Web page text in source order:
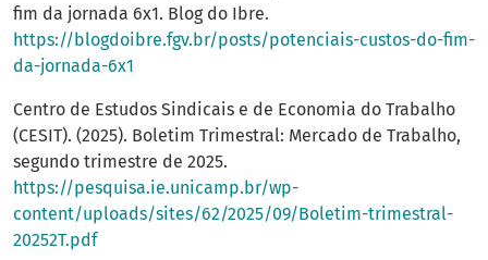
fim da jornada 6x1. Blog do Ibre.
https://blogdoibre.fgv.br/posts/potenciais-custos-do-fim-
da-jornada-6x1
Centro de Estudos Sindicais e de Economia do Trabalho
(CESIT). (2025). Boletim Trimestral: Mercado de Trabalho,
segundo trimestre de 2025.
https://pesquisa.ie.unicamp.br/wp-
content/uploads/sites/62/2025/09/Boletim-trimestral-
20252T.pdf